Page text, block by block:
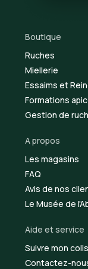
Boutique
Ruches
Miellerie
Essaims et
Formations
Gestion de
A propos
Les magasins
FAQ
Avis de nos
Le Musée de
Aide et service
Suivre mon colis
Contactez-